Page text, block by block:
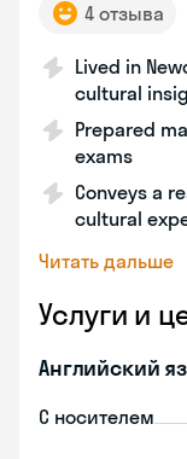
4 отзыва
Lived in
cultural
Prepared
exams
Conveys a
cultural
Читать дальше
Услуги и
Английский
С носителем